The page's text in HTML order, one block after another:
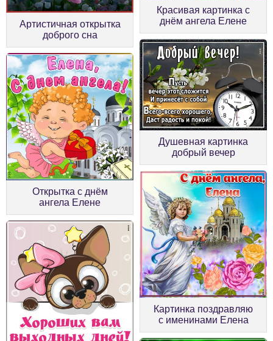
Артистичная открытка
доброго сна
Красивая картинка с
днём ангела Елене
Открытка с днём
ангела Елене
Душевная картинка
добрый вечер
Картинка поздравляю
с именинами Елена